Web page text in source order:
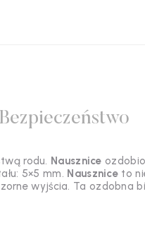
Bezpieczeństwo
rodu. Nausznice
5×5 mm. Nausznice to
wyjścia. Ta ozdobna